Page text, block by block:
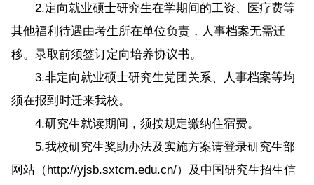
2.定向就业硕士研究生在学期间的工资、医疗费等
其他福利待遇由考生所在单位负责，人事档案无需迁
移。录取前须签订定向培养协议书。
3.非定向就业硕士研究生党团关系、人事档案等均
须在报到时迁来我校。
4.研究生就读期间，须按规定缴纳住宿费。
5.我校研究生奖助办法及实施方案请登录研究生部
网站（http://yjsb.sxtcm.edu.cn/）及中国研究生招生信